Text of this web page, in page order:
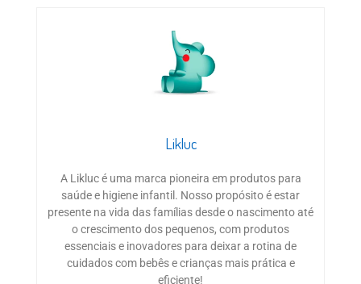
Likluc
A Likluc é uma marca pioneira em produtos para
saúde e higiene infantil. Nosso propósito é estar
presente na vida das famílias desde o nascimento até
o crescimento dos pequenos, com produtos
essenciais e inovadores para deixar a rotina de
cuidados com bebês e crianças mais prática e
eficiente!